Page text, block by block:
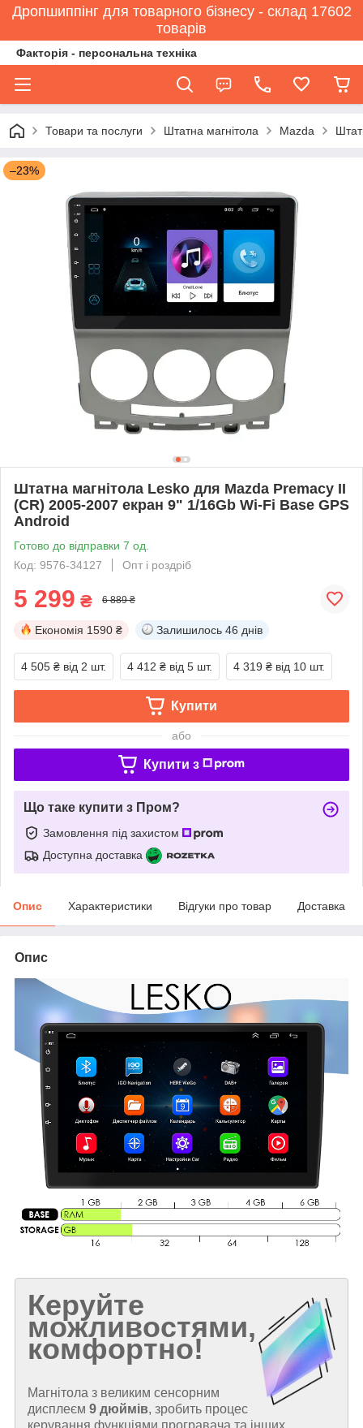
Дропшиппінг для товарного бізнесу - склад 17602
товарів
Факторія - персональна техніка
Товари та послуги Штатна магнітола Mazda
–23%
Штатна магнітола Lesko для Mazda Premacy II
(CR) 2005-2007 екран 9" 1/16Gb Wi-Fi Base GPS
Android
Готово до відправки 7 од.
Код: 9576-34127
Опт і роздріб
5 299 ₴ 6 889 ₴
Економія 1590 ₴ Залишилось 46 днів
4 505 ₴ від 2 шт. 4 412 ₴ від 5 шт. 4 319 ₴ від 10 шт.
Купити
або
Купити з
Що таке купити з Пром?
Замовлення під захистом
Доступна доставка
Опис Характеристики Відгуки про товар Доставка
Опис
Керуйте
можливостями,
комфортно!
Магнітола з великим сенсорним
дисплеєм 9 дюймів, зробить процес